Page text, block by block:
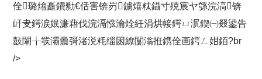
佺璐熻矗鐨勬€佸害锛岃鐪熺粏鑷寸殑宸ヤ綔浣滈锛
屽叏鍔涙姄濂藉伐浣滆惤瀹烇紝涓烘帹鍔ㄩ泦鍥㈠叕鍙告
敼闈╁彂灞曟彁渚涚粍缁囦繚闅滃拰鎸佺画鍔ㄥ姏銆?br
/>